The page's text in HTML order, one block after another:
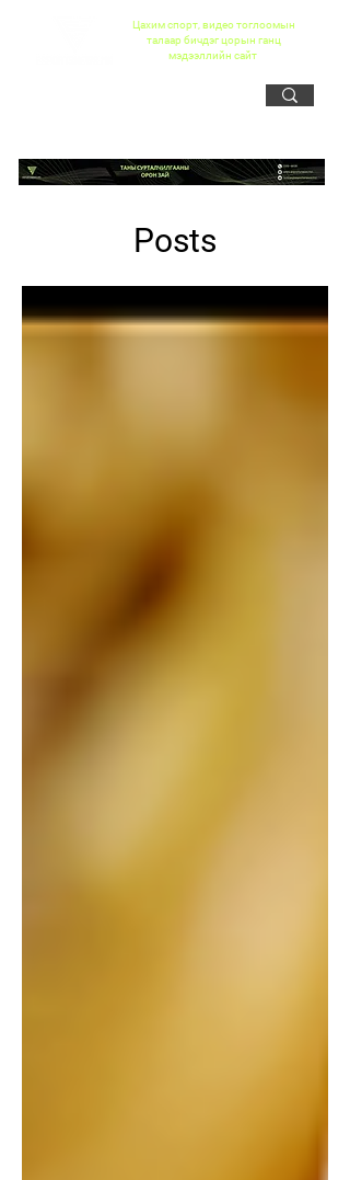
Цахим спорт, видео тоглоомын
талаар бичдэг цорын ганц
мэдээллийн сайт
Posts